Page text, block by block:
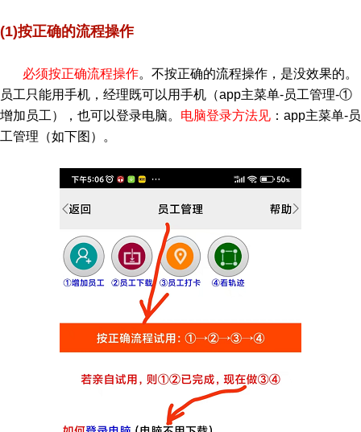
(1)按正确的流程操作
必须按正确流程操作。不按正确的流程操作，是没效果的。
员工只能用手机，经理既可以用手机（app主菜单-员工管理-①
增加员工），也可以登录电脑。 电脑登录方法见 ：app主菜单-员
工管理（如下图）。